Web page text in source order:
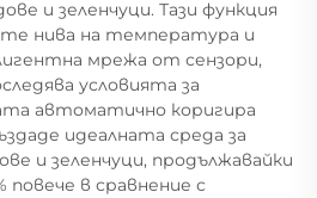
и зеленчуци. Тази функция
нива на температура и
мрежа от сензори,
условията за
автоматично коригира
идеалната среда за
и зеленчуци, продължавайки
в сравнение с